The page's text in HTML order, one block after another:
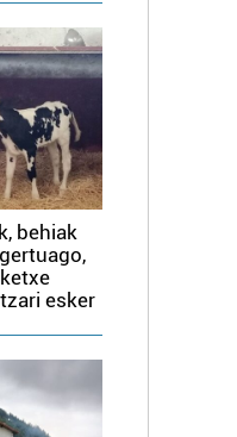
behiak
esker